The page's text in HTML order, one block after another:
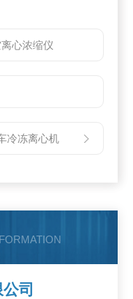
心浓缩仪
冷冻离心机
司